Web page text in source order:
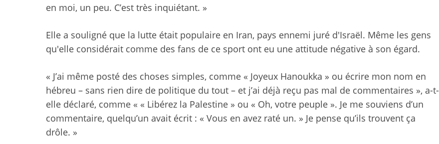
en moi, un peu. C’est très inquiétant. »
Elle a souligné que la lutte était populaire en Iran, pays ennemi juré d'Israël. Même les gens
qu'elle considérait comme des fans de ce sport ont eu une attitude négative à son égard.
« J’ai même posté des choses simples, comme « Joyeux Hanoukka » ou écrire mon nom en
hébreu – sans rien dire de politique du tout – et j’ai déjà reçu pas mal de commentaires », a-t-
elle déclaré, comme « « Libérez la Palestine » ou « Oh, votre peuple ». Je me souviens d’un
commentaire, quelqu’un avait écrit : « Vous en avez raté un. » Je pense qu’ils trouvent ça
drôle. »